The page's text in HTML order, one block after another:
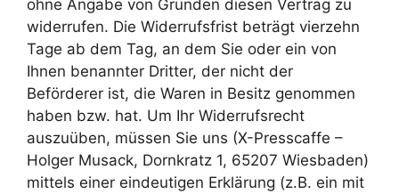
ohne Angabe von Gründen diesen Vertrag zu
widerrufen. Die Widerrufsfrist beträgt vierzehn
Tage ab dem Tag, an dem Sie oder ein von
Ihnen benannter Dritter, der nicht der
Beförderer ist, die Waren in Besitz genommen
haben bzw. hat. Um Ihr Widerrufsrecht
auszuüben, müssen Sie uns (X-Presscaffe –
Holger Musack, Dornkratz 1, 65207 Wiesbaden)
mittels einer eindeutigen Erklärung (z.B. ein mit